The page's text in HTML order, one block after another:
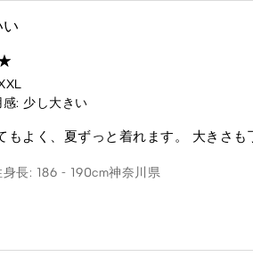
: 少し大きい
もよく、夏ずっと着れます。 大きさも
身長: 186 - 190cm神奈川県